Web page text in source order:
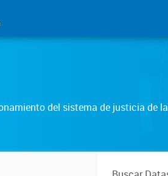
del sistema de justicia de la